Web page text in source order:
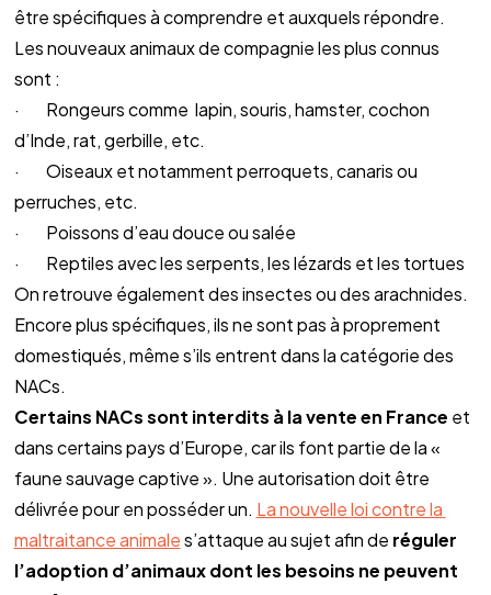
être spécifiques à comprendre et auxquels répondre.
Les nouveaux animaux de compagnie les plus connus
sont :
·        Rongeurs comme  lapin, souris, hamster, cochon
d’Inde, rat, gerbille, etc.
·        Oiseaux et notamment perroquets, canaris ou
perruches, etc.
·        Poissons d’eau douce ou salée
·        Reptiles avec les serpents, les lézards et les tortues
On retrouve également des insectes ou des arachnides.
Encore plus spécifiques, ils ne sont pas à proprement
domestiqués, même s’ils entrent dans la catégorie des
NACs.
Certains NACs sont interdits à la vente en France et
dans certains pays d’Europe, car ils font partie de la «
faune sauvage captive ». Une autorisation doit être
délivrée pour en posséder un. La nouvelle loi contre la
maltraitance animale s’attaque au sujet afin de réguler
l’adoption d’animaux dont les besoins ne peuvent